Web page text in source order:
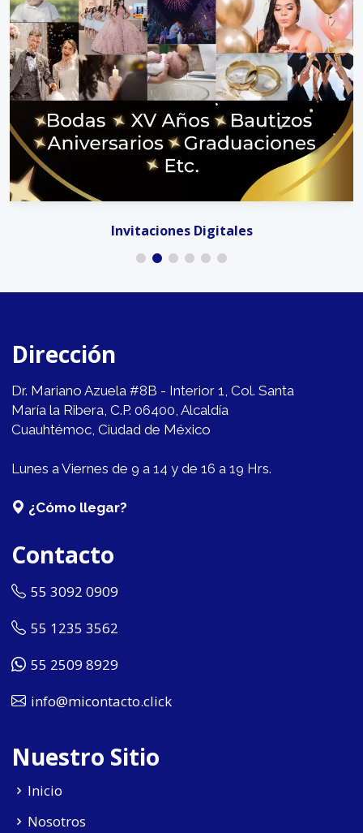
Invitaciones Digitales
Dirección
Dr. Mariano Azuela #8B - Interior 1, Col. Santa
María la Ribera, C.P. 06400, Alcaldía
Cuauhtémoc, Ciudad de México
Lunes a Viernes de 9 a 14 y de 16 a 19 Hrs.
¿Cómo llegar?
Contacto
55 3092 0909
55 1235 3562
55 2509 8929
info@micontacto.click
Nuestro Sitio
Inicio
Nosotros